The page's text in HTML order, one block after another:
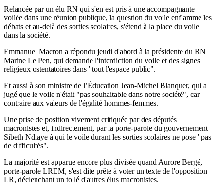
Relancée par un élu RN qui s'en est pris à une accompagnante
voilée dans une réunion publique, la question du voile enflamme les
débats et au-delà des sorties scolaires, s'étend à la place du voile
dans la société.
Emmanuel Macron a répondu jeudi d'abord à la présidente du RN
Marine Le Pen, qui demande l'interdiction du voile et des signes
religieux ostentatoires dans "tout l'espace public".
Et aussi à son ministre de l’Éducation Jean-Michel Blanquer, qui a
jugé que le voile n'était "pas souhaitable dans notre société", car
contraire aux valeurs de l'égalité hommes-femmes.
Une prise de position vivement critiquée par des députés
macronistes et, indirectement, par la porte-parole du gouvernement
Sibeth Ndiaye à qui le voile durant les sorties scolaires ne pose "pas
de difficultés".
La majorité est apparue encore plus divisée quand Aurore Bergé,
porte-parole LREM, s'est dite prête à voter un texte de l'opposition
LR, déclenchant un tollé d'autres élus macronistes.